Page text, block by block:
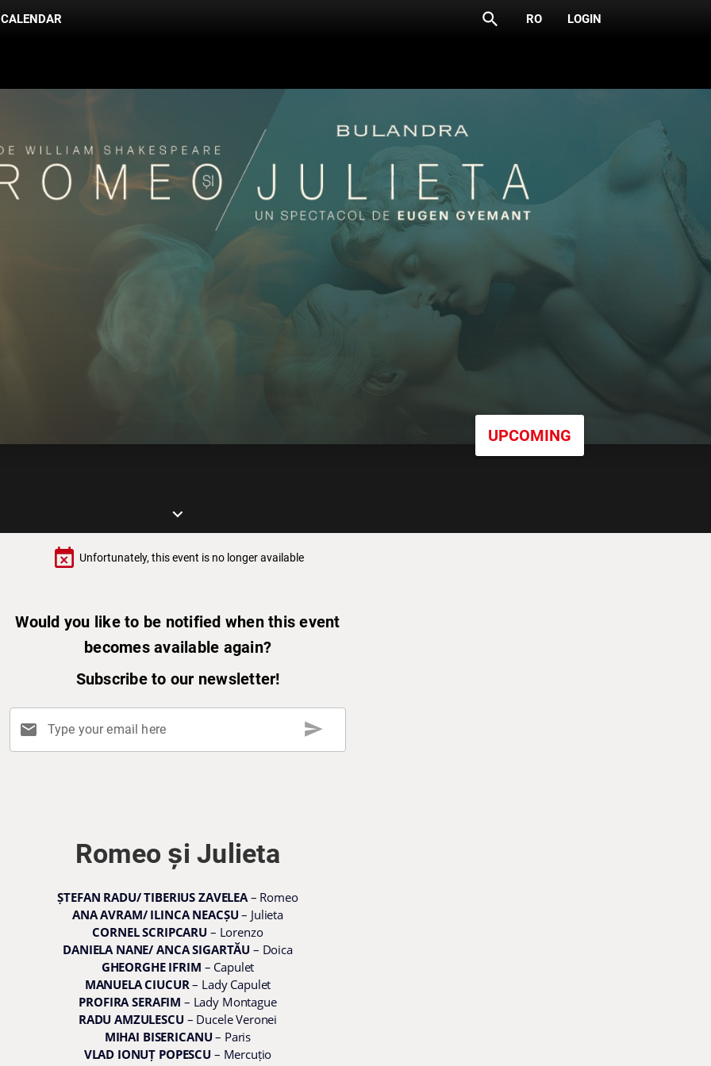
CALENDAR search RO LOGIN
UPCOMING
keyboard_arrow_down
event_busy Unfortunately, this event is no longer available
Would you like to be notified when this event
becomes available again?
Subscribe to our newsletter!
mail Type your email here send
Romeo și Julieta
ȘTEFAN RADU/ TIBERIUS ZAVELEA– Romeo
ANA AVRAM/ ILINCA NEACȘU – Julieta
CORNEL SCRIPCARU – Lorenzo
DANIELA NANE/ ANCA SIGARTĂU – Doica
GHEORGHE IFRIM – Capulet
MANUELA CIUCUR– Lady Capulet
PROFIRA SERAFIM – Lady Montague
RADU AMZULESCU – Ducele Veronei
MIHAI BISERICANU – Paris
VLAD IONUȚ POPESCU – Mercuțio